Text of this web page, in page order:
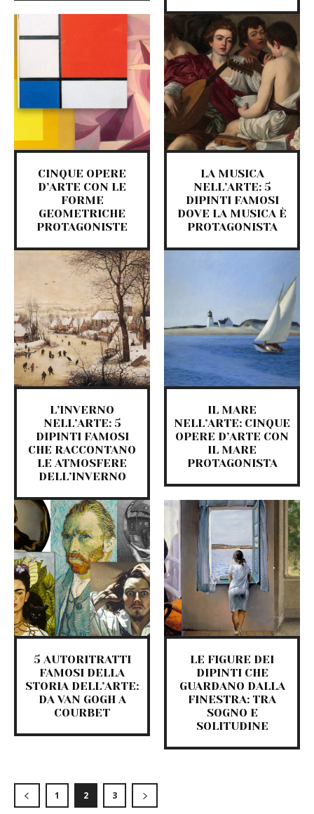
CINQUE OPERE
D’ARTE CON LE
FORME
GEOMETRICHE
PROTAGONISTE
LA MUSICA
NELL’ARTE: 5
DIPINTI FAMOSI
DOVE LA MUSICA È
PROTAGONISTA
L’INVERNO
NELL’ARTE: 5
DIPINTI FAMOSI
CHE RACCONTANO
LE ATMOSFERE
DELL’INVERNO
IL MARE
NELL’ARTE: CINQUE
OPERE D’ARTE CON
IL MARE
PROTAGONISTA
5 AUTORITRATTI
FAMOSI DELLA
STORIA DELL’ARTE:
DA VAN GOGH A
COURBET
LE FIGURE DEI
DIPINTI CHE
GUARDANO DALLA
FINESTRA: TRA
SOGNO E
SOLITUDINE
1 2 3